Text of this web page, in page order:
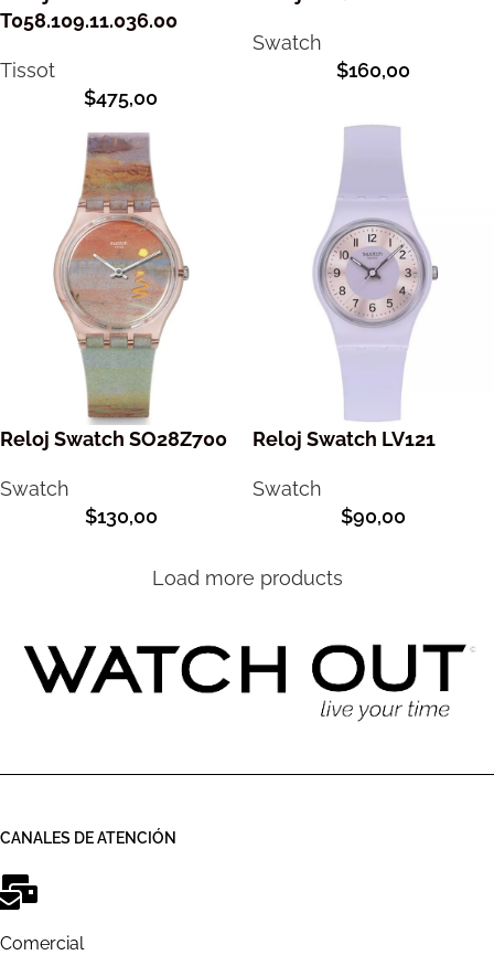
T058.109.11.036.00
Tissot
$475,00
Swatch
$160,00
Reloj Swatch SO28Z700
Swatch
$130,00
Reloj Swatch LV121
Swatch
$90,00
Load more products
CANALES DE ATENCIÓN
Comercial